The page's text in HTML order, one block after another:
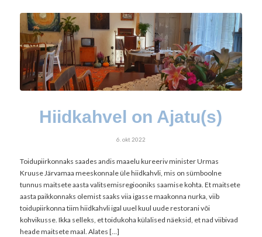
Hiidkahvel on Ajatu(s)
6. okt 2022
Toidupiirkonnaks saades andis maaelu kureeriv minister Urmas
Kruuse Järvamaa meeskonnale üle hiidkahvli, mis on sümboolne
tunnus maitsete aasta valitsemisregiooniks saamise kohta. Et maitsete
aasta paikkonnaks olemist saaks viia igasse maakonna nurka, viib
toidupiirkonna tiim hiidkahvli igal uuel kuul uude restorani või
kohvikusse. Ikka selleks, et toidukoha külalised näeksid, et nad viibivad
heade maitsete maal. Alates […]